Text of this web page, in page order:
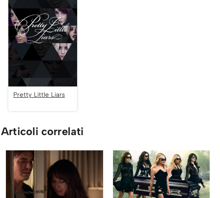
Pretty Little Liars
Articoli correlati